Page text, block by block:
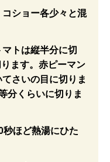
コショー各少々と混
マトは縦半分に切
ます。赤ピーマン
さいの目に切りま
分くらいに切りま
秒ほど熱湯にひた